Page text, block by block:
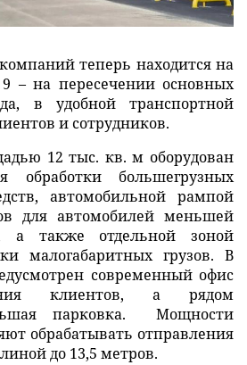
теперь находится на
– на пересечении основных
в удобной транспортной
и сотрудников.
12 тыс. кв. м оборудован
обработки большегрузных
автомобильной рампой
для автомобилей меньшей
а также отдельной зоной
малогабаритных грузов. В
современный офис
клиентов, а рядом
парковка. Мощности
обрабатывать отправления
до 13,5 метров.